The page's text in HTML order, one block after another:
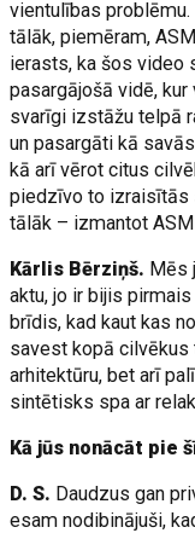
vientulības
tālāk, piemēram,
ierasts, ka šos video
pasargājošā vidē,
svarīgi izstāžu telpā
un pasargāti kā
kā arī vērot citus
piedzīvo to izraisītās
tālāk – izmantot
Kārlis Bērziņš. Mēs
aktu, jo ir bijis
brīdis, kad kaut kas
savest kopā cilvēkus
arhitektūru, bet arī
sintētisks spa ar
Kā jūs nonācāt pie
D. S. Daudzus gan
esam nodibinājuši,